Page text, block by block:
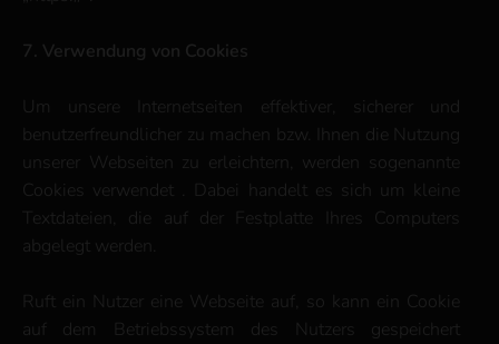
7. Verwendung von Cookies
Um unsere Internetseiten effektiver, sicherer und
benutzerfreundlicher zu machen bzw. Ihnen die Nutzung
unserer Webseiten zu erleichtern, werden sogenannte
Cookies verwendet . Dabei handelt es sich um kleine
Textdateien, die auf der Festplatte Ihres Computers
abgelegt werden.
Ruft ein Nutzer eine Webseite auf, so kann ein Cookie
auf dem Betriebssystem des Nutzers gespeichert